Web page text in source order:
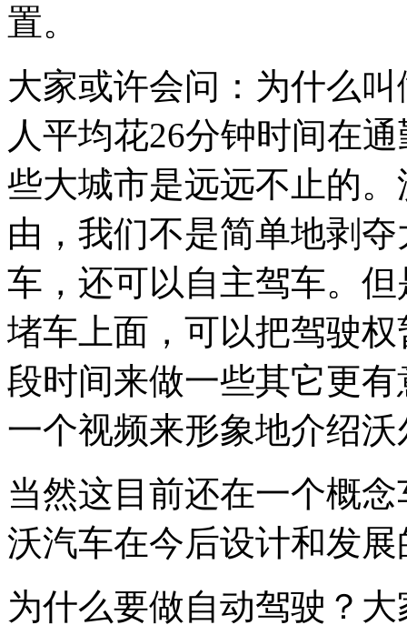
置。
大家或许会问：为什么
人平均花26分钟时间在
些大城市是远远不止的
由，我们不是简单地剥
车，还可以自主驾车。
堵车上面，可以把驾驶
段时间来做一些其它更
一个视频来形象地介绍沃
当然这目前还在一个概
沃汽车在今后设计和发
为什么要做自动驾驶？